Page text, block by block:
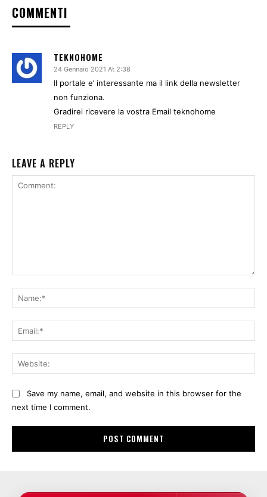
COMMENTI
TEKNOHOME
24 Gennaio 2021 At 2:38
Il portale e’ interessante ma il link della newsletter
non funziona.
Gradirei ricevere la vostra Email teknohome
REPLY
LEAVE A REPLY
Save my name, email, and website in this browser for the
next time I comment.